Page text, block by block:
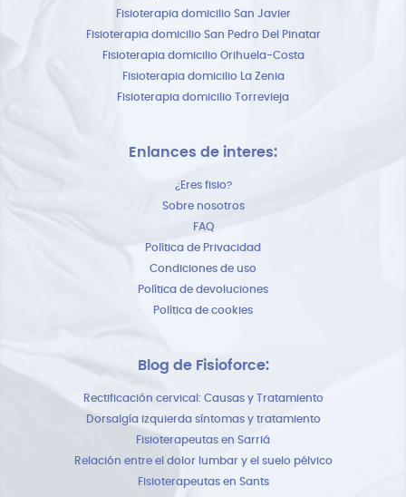
Fisioterapia domicilio San Javier
Fisioterapia domicilio San Pedro Del Pinatar
Fisioterapia domicilio Orihuela-Costa
Fisioterapia domicilio La Zenia
Fisioterapia domicilio Torrevieja
Enlances de interes:
¿Eres fisio?
Sobre nosotros
FAQ
Política de Privacidad
Condiciones de uso
Política de devoluciones
Política de cookies
Blog de Fisioforce:
Rectificación cervical: Causas y Tratamiento
Dorsalgía izquierda síntomas y tratamiento
Fisioterapeutas en Sarriá
Relación entre el dolor lumbar y el suelo pélvico
Fisioterapeutas en Sants